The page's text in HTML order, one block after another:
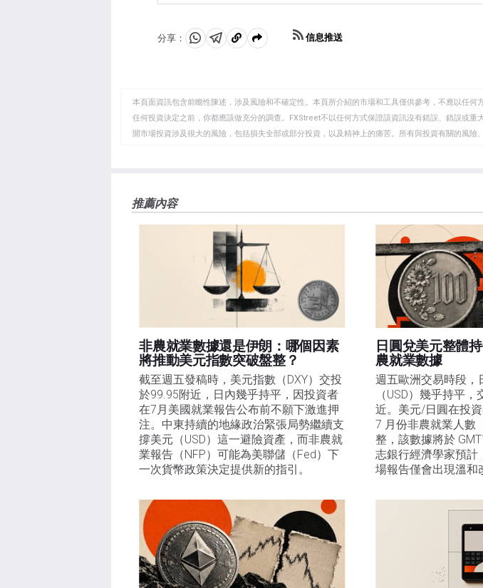
迅速推高黃金價格，因其避險地位。作為一種低收益資產，黃
價，大多數走勢取決於美元(USD)的表現。強勢美元傾向於控
能推高金價。
分享：
分
WhatsApp
分
Telegram
複
剪
貼
板
信息推送
本頁面資訊包含前瞻性陳述，涉及風險和不確定性。本頁所介紹的市場和工具僅供參考，不應以任何
任何投資決定之前，你都應該做充分的調查。FXStreet不以任何方式保證該資訊沒有錯誤、錯誤或重
開市場投資涉及很大的風險，包括損失全部或部分投資，以及精神上的痛苦。所有與投資有關的風險
FXStreet和作者不提供個性化的建議。作者對該資訊的準確性、完整性或適用性不作任何陳述。
失，傷害或損害由此資訊及其顯示或使用引起的。錯誤和遺漏除外。本文作者和FXStreet並非註冊投
推薦內容
非農就業數據還是伊朗：哪個因素
將推動美元指數突破盤整？
截至週五發稿時，美元指數（DXY）交投
於99.95附近，日內幾乎持平，因投資者
在7月美國就業報告公布前不願下激進押
注。中東持續的地緣政治緊張局勢繼續支
撐美元（USD）這一避險資產，而非農就
業報告（NFP）可能為美聯儲（Fed）下
一次貨幣政策決定提供新的指引。
日圓兌美元整體
農就業數據
週五歐洲交易時段，
（USD）幾乎持平
近。美元/日圓在投資
7 月份非農就業人數
整，該數據將於
志銀行經濟學家預計
場報告僅會出現溫和